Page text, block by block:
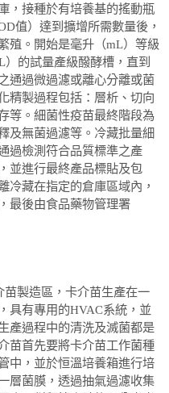
，接種於有培養基的搖動瓶
值）達到擴增所需數量後，
殖。開始是毫升（mL）等級
的試量產級醱酵槽，直到
通過微過濾或離心分離或菌
精製過程包括：層析、切向
等。細菌性疫苗最終階段為
及無菌過濾等。冷藏批量細
過檢測符合品質標準之產
並進行最終產品標貼及包
冷藏在指定的倉庫區域內，
最後由食品藥物管理署
苗製造區，卡介苗生產在一
具有專用的HVAC系統，並
產過程中的清洗及滅菌都是
苗首先要將卡介苗工作菌種
中，並於恒溫培養箱進行培
層菌膜，透過抽氣過濾收集